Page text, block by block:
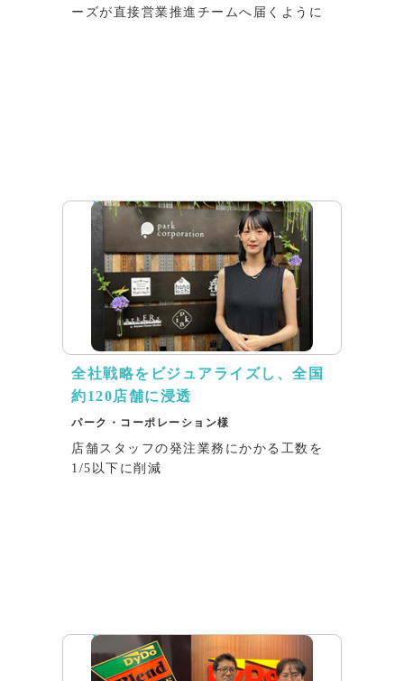
ーズが直接営業推進チームへ届くように
全社戦略をビジュアライズし、全国
約120店舗に浸透
パーク・コーポレーション様
店舗スタッフの発注業務にかかる工数を
1/5以下に削減